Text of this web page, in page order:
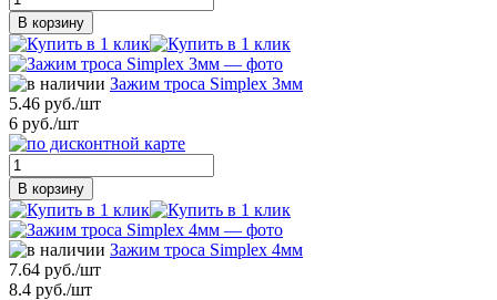
В корзину
Зажим троса Simplex 3мм
5.46 руб./шт
6 руб./шт
В корзину
Зажим троса Simplex 4мм
7.64 руб./шт
8.4 руб./шт